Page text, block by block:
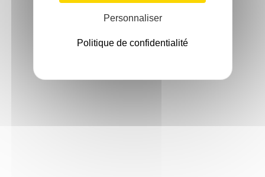
Personnaliser
Politique de confidentialité